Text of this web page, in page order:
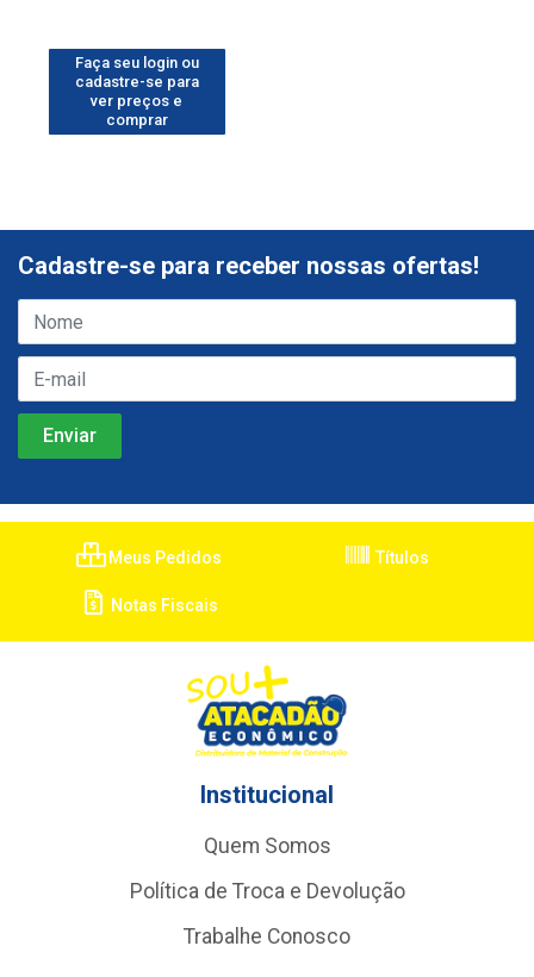
Faça seu login ou
cadastre-se para
ver preços e
comprar
Cadastre-se para receber nossas ofertas!
Meus Pedidos Títulos
Notas Fiscais
Institucional
Quem Somos
Política de Troca e Devolução
Trabalhe Conosco